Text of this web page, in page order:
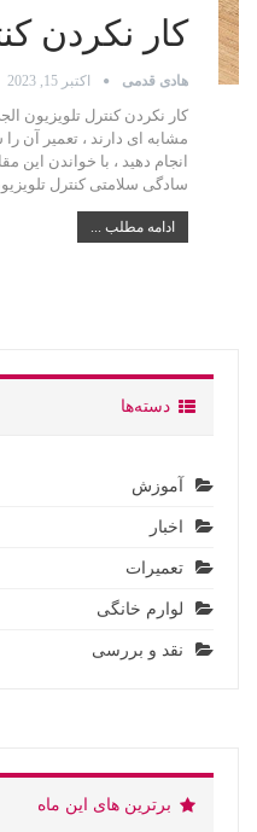
کار نکردن
هادی قدمی اکتبر 15, 2023
کار نکردن کنترل تلویزیون
مشابه ای دارند ، تعمیر آن
انجام دهید ، با خواندن این
سادگی سلامتی کنترل
ادامه مطلب ...
دسته‌ها
آموزش
اخبار
تعمیرات
لوارم خانگی
نقد و بررسی
برترین های این ماه